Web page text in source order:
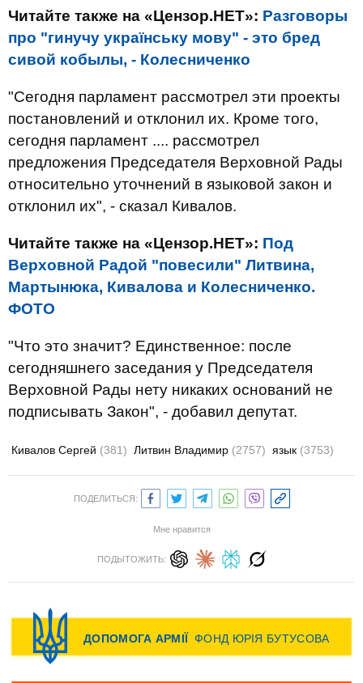
Читайте также на «Цензор.НЕТ»: Разговоры
про "гинучу українську мову" - это бред
сивой кобылы, - Колесниченко
"Сегодня парламент рассмотрел эти проекты
постановлений и отклонил их. Кроме того,
сегодня парламент .... рассмотрел
предложения Председателя Верховной Рады
относительно уточнений в языковой закон и
отклонил их", - сказал Кивалов.
Читайте также на «Цензор.НЕТ»: Под
Верховной Радой "повесили" Литвина,
Мартынюка, Кивалова и Колесниченко.
ФОТО
"Что это значит? Единственное: после
сегодняшнего заседания у Председателя
Верховной Рады нету никаких оснований не
подписывать Закон", - добавил депутат.
Кивалов Сергей (381) Литвин Владимир (2757) язык (3753)
ПОДЕЛИТЬСЯ:
Мне нравится
ПОДЫТОЖИТЬ: